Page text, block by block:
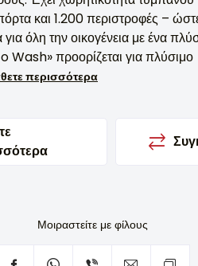
και 1.200 περιστροφές –
όλη την οικογένεια με ένα
Wash» προορίζεται για πλύσιμο
περισσότερα
Μοιραστείτε με φίλους